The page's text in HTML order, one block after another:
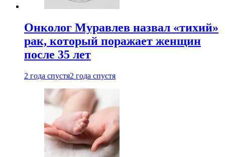
Онколог Муравлев назвал «тихий»
рак, который поражает женщин
после 35 лет
2 года спустя2 года спустя